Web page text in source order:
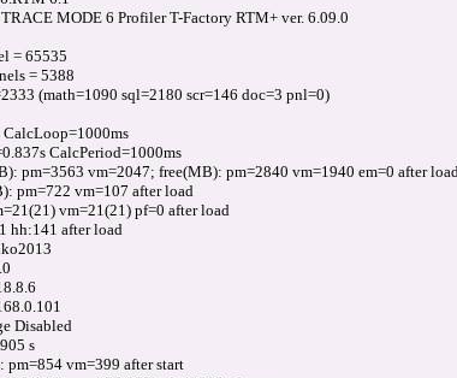
MODE 6 Profiler T-Factory RTM+ ver. 6.09.0
= 65535
= 5388
(math=1090 sql=2180 scr=146 doc=3 pnl=0)
CalcPeriod=1000ms
pm=3563 vm=2047; free(MB): pm=2840 vm=1940 em=0 after
pm=722 vm=107 after load
vm=21(21) pf=0 after load
hh:141 after load
Disabled
s
vm=399 after start